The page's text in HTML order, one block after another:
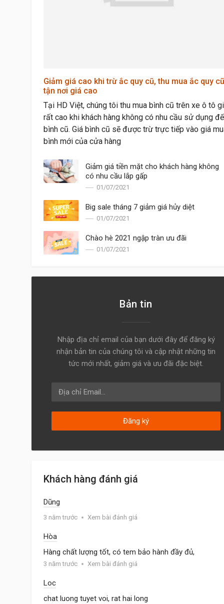
Giảm giá cao khi trừ ắc quy cũ, thu mua ắc quy cũ
tận nơi giá cao
Tại HD Việt, chúng tôi thu mua bình cũ trên xe ô tô
rất cao khi khách hàng không có nhu cầu sử dụng
bình cũ. Giá bình cũ sẽ được trừ trực tiếp vào giá
bình mới của cửa hàng
Giảm giá tiền mặt cho khách hàng không
có nhu cầu lắp gấp
01/07/2021
Big sale tháng 7 giảm giá hủy diệt
01/07/2021
Chào hè 2021 ngập tràn ưu đãi
01/07/2021
Bản tin
Nhập địa chỉ email của bạn dưới đây để đăng ký
nhận bản tin của chúng tôi và cập nhật những tin
tức mới nhất, giảm giá và ưu đãi đặc biệt.
Đăng ký
Khách hàng đánh giá
Dũng
3 năm trước Xem bài đánh giá
Hòa
Hàng chất lượng tốt, có tem bảo hành đầy đủ,
3 năm trước Xem bài đánh giá
Loc
chat luong tuyet voi, rat hai long